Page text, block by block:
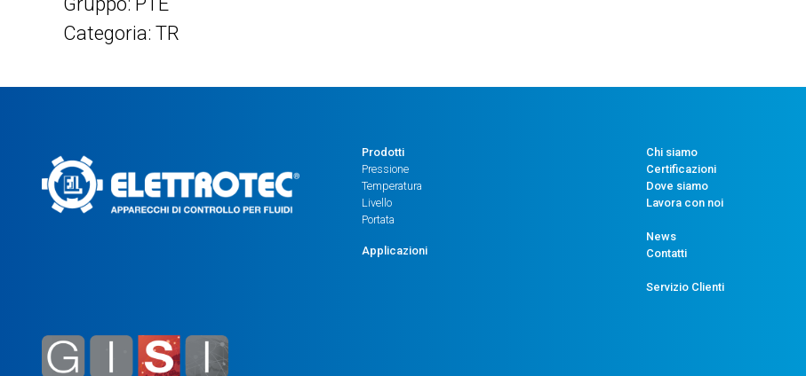
M12
-
ATT.
G1/4"
CILINDRICO
quantità
Categoria: TR
Prodotti
Pressione
Temperatura
Livello
Portata
Applicazioni
Chi siamo
Certificazioni
Dove siamo
Lavora con noi
News
Contatti
Servizio Clienti